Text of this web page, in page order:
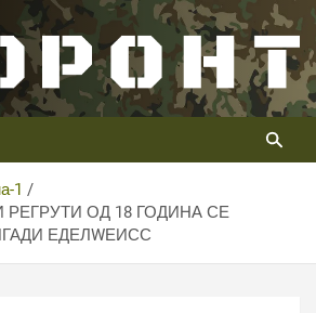
ФРОНТ
1
РЕГРУТИ ОД 18 ГОДИНА СЕ
ЕДЕЛWЕИСС